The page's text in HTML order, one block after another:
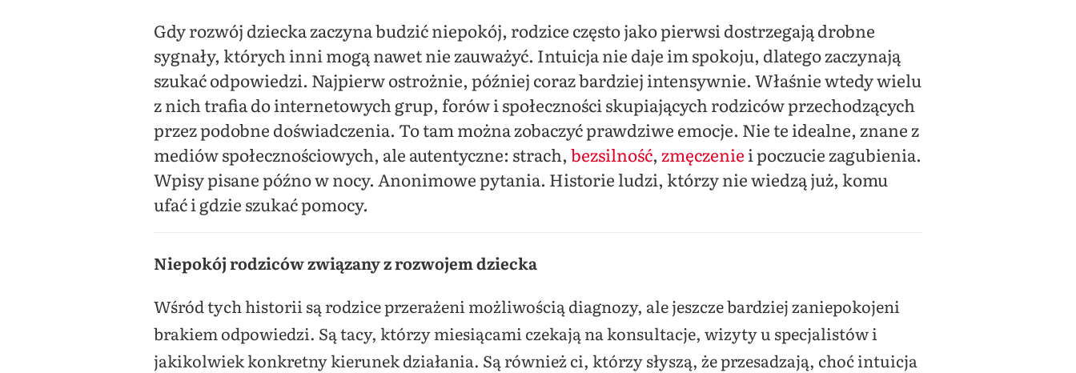
Gdy rozwój dziecka zaczyna budzić niepokój, rodzice często jako pierwsi dostrzegają drobne
sygnały, których inni mogą nawet nie zauważyć. Intuicja nie daje im spokoju, dlatego zaczynają
szukać odpowiedzi. Najpierw ostrożnie, później coraz bardziej intensywnie. Właśnie wtedy wielu
z nich trafia do internetowych grup, forów i społeczności skupiających rodziców przechodzących
przez podobne doświadczenia. To tam można zobaczyć prawdziwe emocje. Nie te idealne, znane z
mediów społecznościowych, ale autentyczne: strach,bezsilność,zmęczeniei poczucie zagubienia.
Wpisy pisane późno w nocy. Anonimowe pytania. Historie ludzi, którzy nie wiedzą już, komu
ufać i gdzie szukać pomocy.
Niepokój rodziców związany z rozwojem dziecka
Wśród tych historii są rodzice przerażeni możliwością diagnozy, ale jeszcze bardziej zaniepokojeni
brakiem odpowiedzi. Są tacy, którzy miesiącami czekają na konsultacje, wizyty u specjalistów i
jakikolwiek konkretny kierunek działania. Są również ci, którzy słyszą, że przesadzają, choć intuicja